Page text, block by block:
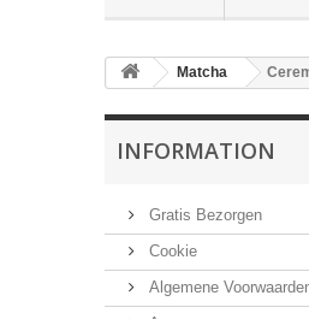
Matcha
INFORMATION
Gratis Bezorgen
Cookie
Algemene